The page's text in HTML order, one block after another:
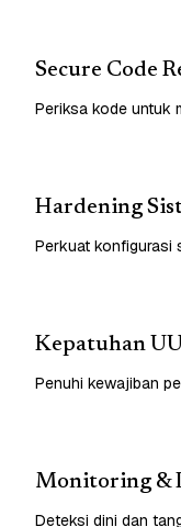
Secure Code
Periksa kode untuk
Hardening
Perkuat konfigurasi
Kepatuhan
Penuhi kewajiban
Monitoring &
Deteksi dini dan